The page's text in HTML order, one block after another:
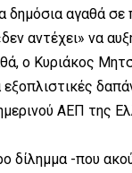
δημόσια αγαθά
αντέχει» να
ο Κυριάκος
ΑΕΠ της
δίλημμα -που